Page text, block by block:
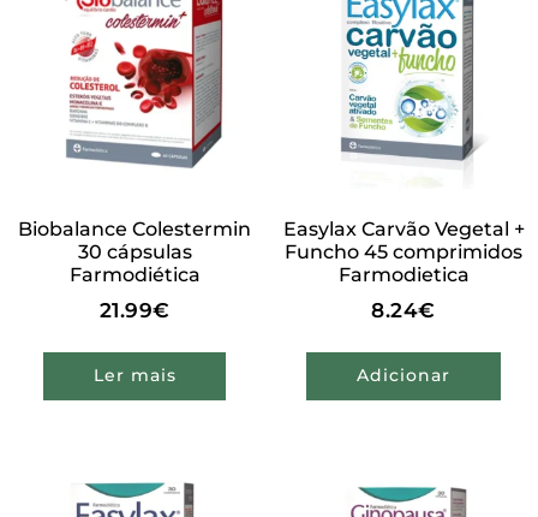
Biobalance Colestermin
30 cápsulas
Farmodiética
21.99€
Ler mais
Easylax Carvão Vegetal +
Funcho 45 comprimidos
Farmodietica
8.24€
Adicionar